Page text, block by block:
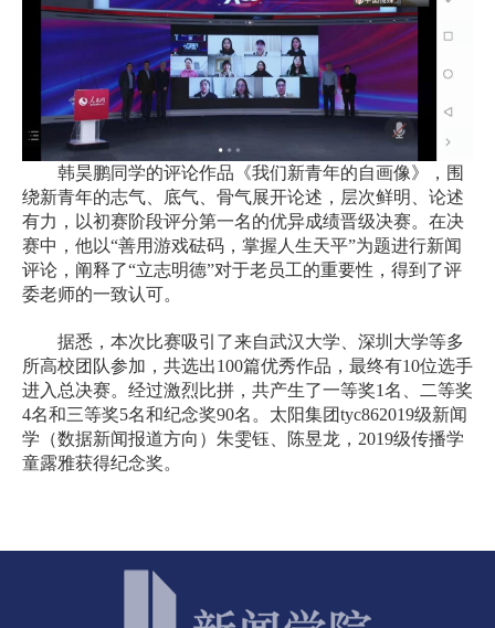
韩昊鹏同学的评论作品《我们新青年的自画像》，围
绕新青年的志气、底气、骨气展开论述，层次鲜明、论述
有力，以初赛阶段评分第一名的优异成绩晋级决赛。在决
赛中，他以“善用游戏砝码，掌握人生天平”为题进行新闻
评论，阐释了“立志明德”对于老员工的重要性，得到了评
委老师的一致认可。
据悉，本次比赛吸引了来自武汉大学、深圳大学等多
所高校团队参加，共选出100篇优秀作品，最终有10位选手
进入总决赛。经过激烈比拼，共产生了一等奖1名、二等奖
4名和三等奖5名和纪念奖90名。太阳集团tyc862019级新闻
学（数据新闻报道方向）朱雯钰、陈昱龙， 2019级传播学
童露雅获得纪念奖。